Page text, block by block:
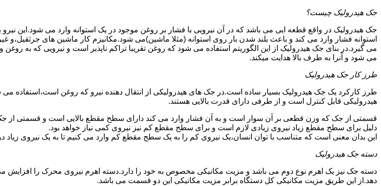
جک هیدرولیک چیست؟
جک هیدرولیک در واقع قطعه ایی می باشد که در آن نیرویی با فشار بر روغن موجود در یک استوانه وارد می شود.این نیرو
استوانه فشار وارد می کند و باعث بلند شدن بار روی استوانه (مثلا ماشین)می شود.مکانیزم کار ماشین های جرثقیل،و
می گیرد.در بنای جک هیدرولیک از این الگوریتم استفاده می شود که روغن تقریبا تراکم ناپذیر است و نیرویی که به
می شود و آنرا به طرف بالا هدایت میکند.
طرز کار جک هیدرولیک
طرز کارکرد یک جک هیدرولیک بسیار ساده است.در جک های هیدرولیکی از انتقال دهنده نیرو که روغن است،استفاده
هیدرولیکی قابل کنترل است و از طرفی دارای قدرت بالایی هستند.
قسمتی از جک که وزن قطعی بر آن سوار است و به آن فشار وارد می کند دارای سطح مقطع بالایی است و قسمتی از
دلیل برای سطح مقطع زیاد نیروی زیادی لازم است و برای سطح مقطع کم نیز نیروی کمی نیاز خواهد بود.
این بدان معنی است که متناسب با توان انسان،یک نیروی کم را به یک سطح مقطع کم وارد می کنیم تا به یک نیروی
دسته جک هیدرولیک
دسته جک نیز یک اهرم نوع دوم می باشد و مزیت مکانیکی مخصوص به خود را دارد.دسته اهرم نیروی محرک را افزایش
دهد.از این طریق مزیت مکانیکی کل دستگاه برابر مزیت مکانیکی این دو قسمت می باشد.